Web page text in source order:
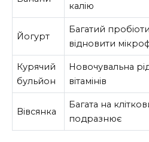
калію
Йогурт
Багатий
відновити
Курячий
бульйон
Новочувальна
вітамінів
Вівсянка
Багата на
подразнює